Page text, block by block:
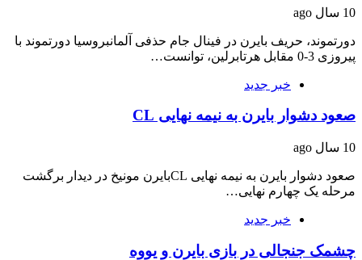
10 سال ago
دورتموند، حریف بایرن در فینال جام حذفی آلمانبروسیا دورتموند با
پیروزی 3-0 مقابل هرتابرلین، توانست…
خبر جدید
صعود دشوار بایرن به نیمه نهایی CL
10 سال ago
صعود دشوار بایرن به نیمه نهایی CLبایرن مونیخ در دیدار برگشت
مرحله یک چهارم نهایی…
خبر جدید
چشمک جنجالی در بازی بایرن و یووه